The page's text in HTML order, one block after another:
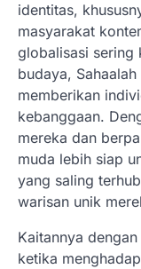
identitas,
masyarakat
globalisasi sering
budaya,
memberikan
kebanggaan.
mereka dan
muda lebih siap
yang saling
warisan unik
Kaitannya
ketika